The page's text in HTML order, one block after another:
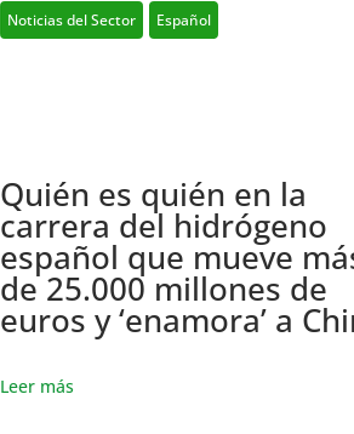
Noticias del Sector Español
Quién es quién en la
carrera del hidrógeno
español que mueve
de 25.000 millones de
euros y ‘enamora’ a
Leer más